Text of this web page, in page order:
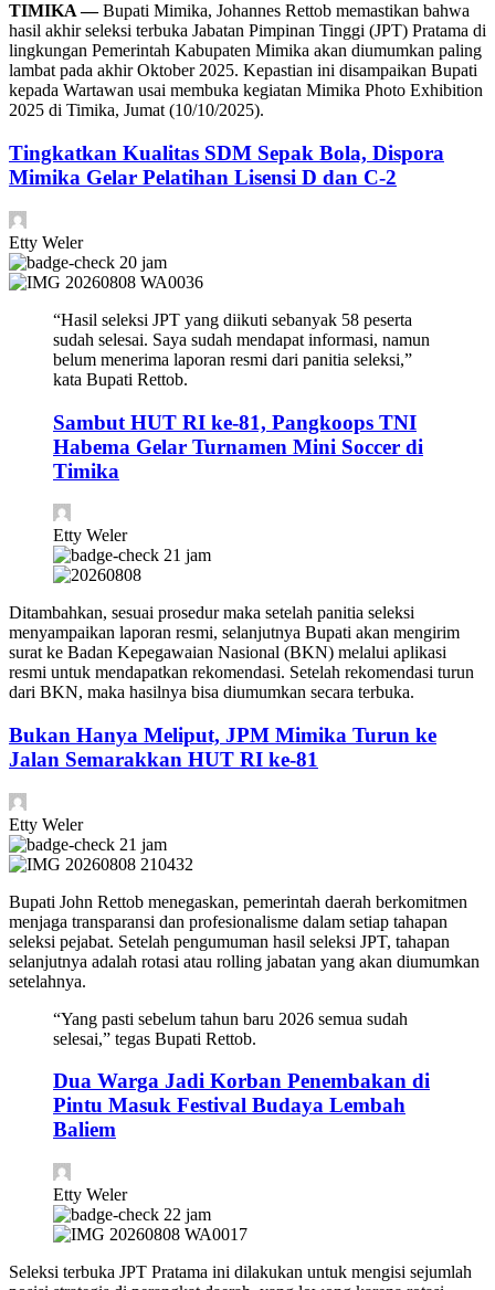
TIMIKA —Bupati Mimika, Johannes Rettob memastikan bahwa
hasil akhir seleksi terbuka Jabatan Pimpinan Tinggi (JPT) Pratama di
lingkungan Pemerintah Kabupaten Mimika akan diumumkan paling
lambat pada akhir Oktober 2025. Kepastian ini disampaikan Bupati
kepada Wartawan usai membuka kegiatan Mimika Photo Exhibition
2025 di Timika, Jumat (10/10/2025).
Tingkatkan Kualitas SDM Sepak Bola, Dispora
Mimika Gelar Pelatihan Lisensi D dan C-2
Etty Weler
20 jam
“Hasil seleksi JPT yang diikuti sebanyak 58 peserta
sudah selesai. Saya sudah mendapat informasi, namun
belum menerima laporan resmi dari panitia seleksi,”
kata Bupati Rettob.
Sambut HUT RI ke-81, Pangkoops TNI
Habema Gelar Turnamen Mini Soccer di
Timika
Etty Weler
21 jam
Ditambahkan, sesuai prosedur maka setelah panitia seleksi
menyampaikan laporan resmi, selanjutnya Bupati akan mengirim
surat ke Badan Kepegawaian Nasional (BKN) melalui aplikasi
resmi untuk mendapatkan rekomendasi. Setelah rekomendasi turun
dari BKN, maka hasilnya bisa diumumkan secara terbuka.
Bukan Hanya Meliput, JPM Mimika Turun ke
Jalan Semarakkan HUT RI ke-81
Etty Weler
21 jam
Bupati John Rettob menegaskan, pemerintah daerah berkomitmen
menjaga transparansi dan profesionalisme dalam setiap tahapan
seleksi pejabat. Setelah pengumuman hasil seleksi JPT, tahapan
selanjutnya adalah rotasi atau rolling jabatan yang akan diumumkan
setelahnya.
“Yang pasti sebelum tahun baru 2026 semua sudah
selesai,” tegas Bupati Rettob.
Dua Warga Jadi Korban Penembakan di
Pintu Masuk Festival Budaya Lembah
Baliem
Etty Weler
22 jam
Seleksi terbuka JPT Pratama ini dilakukan untuk mengisi sejumlah